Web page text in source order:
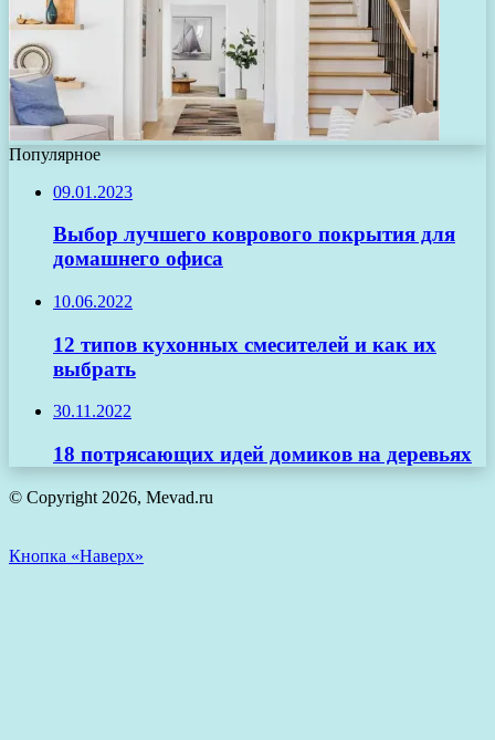
Популярное
09.01.2023
Выбор лучшего коврового покрытия для
домашнего офиса
10.06.2022
12 типов кухонных смесителей и как их
выбрать
30.11.2022
18 потрясающих идей домиков на деревьях
© Copyright 2026, Mevad.ru
Кнопка «Наверх»